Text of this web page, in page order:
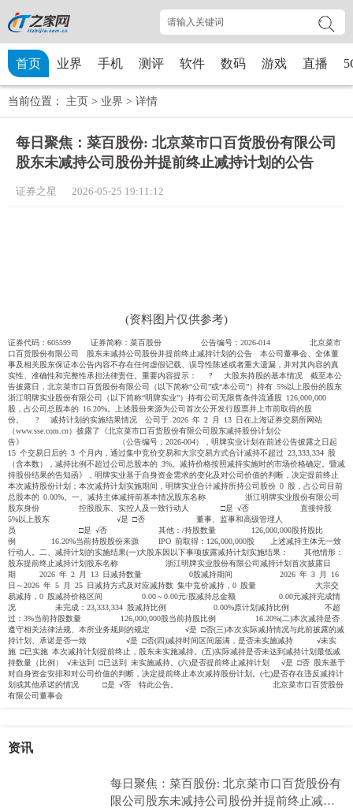
首页 业界 手机 测评 软件 数码 游戏 直播
当前位置： 主页 > 业界 > 详情
每日聚焦：菜百股份: 北京菜市口百货股份有限公司
股东未减持公司股份并提前终止减持计划的公告
证券之星 2026-05-25 19:11:12
(资料图片仅供参考)
证券代码：605599 证券简称：菜百股份 公告编号：2026-014 北京菜市
口百货股份有限公司 股东未减持公司股份并提前终止减持计划的公告 本公司董事会、全体董
事及相关股东保证本公告内容不存在任何虚假记载、误导性陈述或者重大遗漏，并对其内容的真
实性、准确性和完整性承担法律责任。重要内容提示： ? 大股东持股的基本情况 截至本公
告披露日，北京菜市口百货股份有限公司（以下简称“公司”或“本公司”）持有 5%以上股份的股东
浙江明牌实业股份有限公司（以下简称“明牌实业”）持有公司无限售条件流通股 126,000,000
股，占公司总股本的 16.20%。上述股份来源为公司首次公开发行股票并上市前取得的股
份。 ? 减持计划的实施结果情况 公司于 2026 年 2 月 13 日在上海证券交易所网站
（www.sse.com.cn）披露了《北京菜市口百货股份有限公司股东减持股份计划公
告》 （公告编号：2026-004），明牌实业计划在前述公告披露之日起
15 个交易日后的 3 个月内，通过集中竞价交易和大宗交易方式合计减持不超过 23,333,334 股
（含本数），减持比例不超过公司总股本的 3%。减持价格按照减持实施时的市场价格确定。暨减
持股份结果的告知函》，明牌实业基于自身资金需求的变化及对公司价值的判断，决定提前终止
本次减持股份计划；本次减持计划实施期间，明牌实业合计减持所持公司股份 0 股，占公司目前
总股本的 0.00%。一、减持主体减持前基本情况股东名称 浙江明牌实业股份有限公司
股东身份 控股股东、实控人及一致行动人 □是 √否 直接持股
5%以上股东 √是 □否 董事、监事和高级管理人
员 □是 √否 其他：/持股数量 126,000,000股持股比
例 16.20%当前持股股份来源 IPO 前取得：126,000,000股 上述减持主体无一致
行动人。二、减持计划的实施结果(一)大股东因以下事项披露减持计划实施结果： 其他情形：
股东提前终止减持计划股东名称 浙江明牌实业股份有限公司减持计划首次披露日
期 2026 年 2 月 13 日减持数量 0股减持期间 2026 年 3 月 16
日～2026 年 5 月 25 日减持方式及对应减持数 集中竞价减持，0 股量 大宗交
易减持，0 股减持价格区间 0.00～0.00元/股减持总金额 0.00元减持完成情
况 未完成：23,333,334 股减持比例 0.00%原计划减持比例 不超
过：3%当前持股数量 126,000,000股当前持股比例 16.20%(二)本次减持是否
遵守相关法律法规、本所业务规则的规定 √是 □否(三)本次实际减持情况与此前披露的减
持计划、承诺是否一致 √是 □否(四)减持时间区间届满，是否未实施减持 √未实
施 □已实施 本次减持计划提前终止，股东未实施减持。(五)实际减持是否未达到减持计划最低减
持数量（比例） √未达到 □已达到 未实施减持。(六)是否提前终止减持计划 √是 □否 股东基于
对自身资金安排和对公司价值的判断，决定提前终止本次减持股份计划。(七)是否存在违反减持计
划或其他承诺的情况 □是 √否 特此公告。 北京菜市口百货股份
有限公司董事会
资讯
每日聚焦：菜百股份: 北京菜市口百货股份有
限公司股东未减持公司股份并提前终止减持